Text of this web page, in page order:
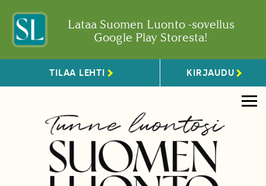
Lataa Suomen Luonto -sovellus
Google Play Storesta!
TILAA LEHTI KIRJAUDU